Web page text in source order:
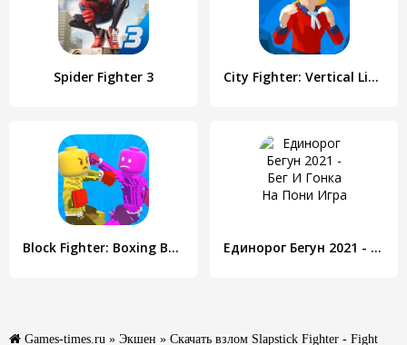
Spider Fighter 3 City Fighter: Vertical Limit
Block Fighter: Boxing Battle Единорог Бегун 2021 - Бег И Гонка На Пони Игра
Games-times.ru » Экшен » Скачать взлом Slapstick Fighter - Fight